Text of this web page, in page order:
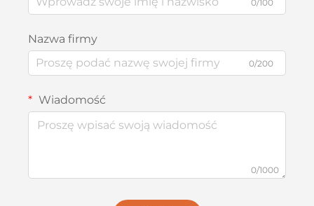
0/100
Nazwa firmy
0/200
Wiadomość
0/1000